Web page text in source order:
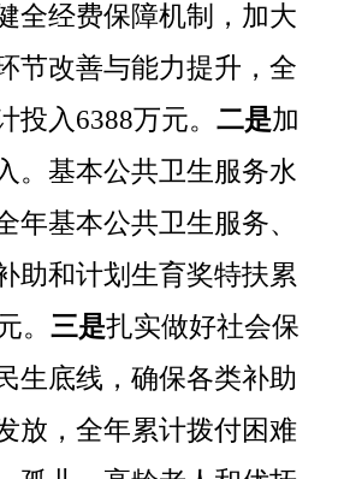
全经费保障机制，加大
节改善与能力提升，全
投入6388万元。 二是加
。基本公共卫生服务水
年基本公共卫生服务、
助和计划生育奖特扶累
。 三是扎实做好社会保
生底线，确保各类补助
放，全年累计拨付困难